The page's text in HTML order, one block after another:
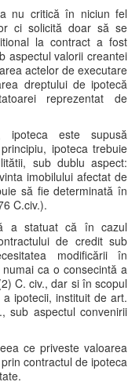
nu critică în niciun fel
ci solicită doar să se
la contract a fost
aspectul valorii creantei
actelor de executare
dreptului de ipotecă
reprezentat de
ipoteca este supusă
ipoteca trebuie
sub dublu aspect:
imobilului afectat de
să fie determinată în
C.civ.).
a statuat că în cazul
de credit sub
modificării în
ca o consecintă a
C. civ., dar si în scopul
ipotecii, instituit de art.
sub aspectul convenirii
ce priveste valoarea
contractul de ipoteca